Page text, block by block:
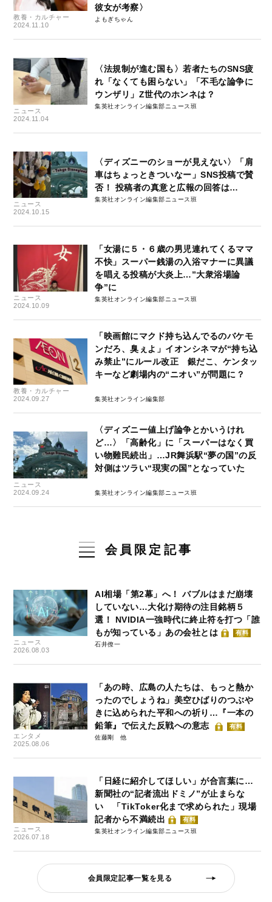
教養・カルチャー
2024.11.10
彼女が考察〉
よもぎちゃん
ニュース
2024.11.04
〈法規制が進む国も〉若者たちのSNS疲
れ「なくても困らない」「不毛な論争に
ウンザリ」Z世代のホンネは？
集英社オンライン編集部ニュース班
ニュース
2024.10.15
〈ディズニーのショーが見えない〉「肩
車はちょっときついなー」SNS投稿で賛
否！ 投稿者の真意と広報の回答は…
集英社オンライン編集部ニュース班
ニュース
2024.10.09
「女湯に５・６歳の男児連れてくるママ
不快」スーパー銭湯の入浴マナーに異議
を唱える投稿が大炎上…”大衆浴場論
争”に
集英社オンライン編集部ニュース班
教養・カルチャー
2024.09.27
「映画館にマクド持ち込んでるのバケモ
ンだろ、臭ぇよ」イオンシネマが“持ち込
み禁止”にルール改正 銀だこ、ケンタッ
キーなど劇場内の“ニオい”が問題に？
集英社オンライン編集部
ニュース
2024.09.24
〈ディズニー値上げ論争とかいうけれ
ど…〉「高齢化」に「スーパーはなく買
い物難民続出」…JR舞浜駅“夢の国”の反
対側はツラい“現実の国”となっていた
集英社オンライン編集部ニュース班
会員限定記事
ニュース
2026.08.03
AI相場「第2幕」へ！ バブルはまだ崩壊
していない…大化け期待の注目銘柄５
選！ NVIDIA一強時代に終止符を打つ「誰
もが知っている」あの会社とは
有料
石井僚一
エンタメ
2025.08.06
「あの時、広島の人たちは、もっと熱か
ったのでしょうね」美空ひばりのつぶや
きに込められた平和への祈り…『一本の
鉛筆』で伝えた反戦への意志
有料
佐藤剛
ニュース
2026.07.18
「日経に紹介してほしい」が合言葉に…
新聞社の“記者流出ドミノ”が止まらな
い 「TikToker化まで求められた」現場
記者から不満続出
有料
集英社オンライン編集部ニュース班
会員限定記事一覧を見る